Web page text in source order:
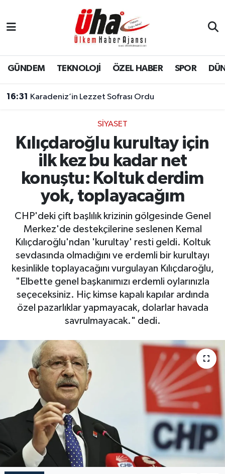
GÜNDEM TEKNOLOJİ ÖZEL HABER SPOR
16:31 Karadeniz’in Lezzet Sofrası Ordu
SİYASET
Kılıçdaroğlu kurultay için
ilk kez bu kadar net
konuştu: Koltuk derdim
yok, toplayacağım
CHP'deki çift başlılık krizinin gölgesinde Genel
Merkez'de destekçilerine seslenen Kemal
Kılıçdaroğlu'ndan 'kurultay' resti geldi. Koltuk
sevdasında olmadığını ve erdemli bir kurultayı
kesinlikle toplayacağını vurgulayan Kılıçdaroğlu,
"Elbette genel başkanımızı erdemli oylarınızla
seçeceksiniz. Hiç kimse kapalı kapılar ardında
özel pazarlıklar yapmayacak, dolarlar havada
savrulmayacak." dedi.
İstanbul Nöbetçi Eczaneler
İstanbul Hava Durumu
Süper Lig Puan Durumu ve Fikstür
Tüm Manşetler
Son Dakika Haberleri
Haber Arşivi